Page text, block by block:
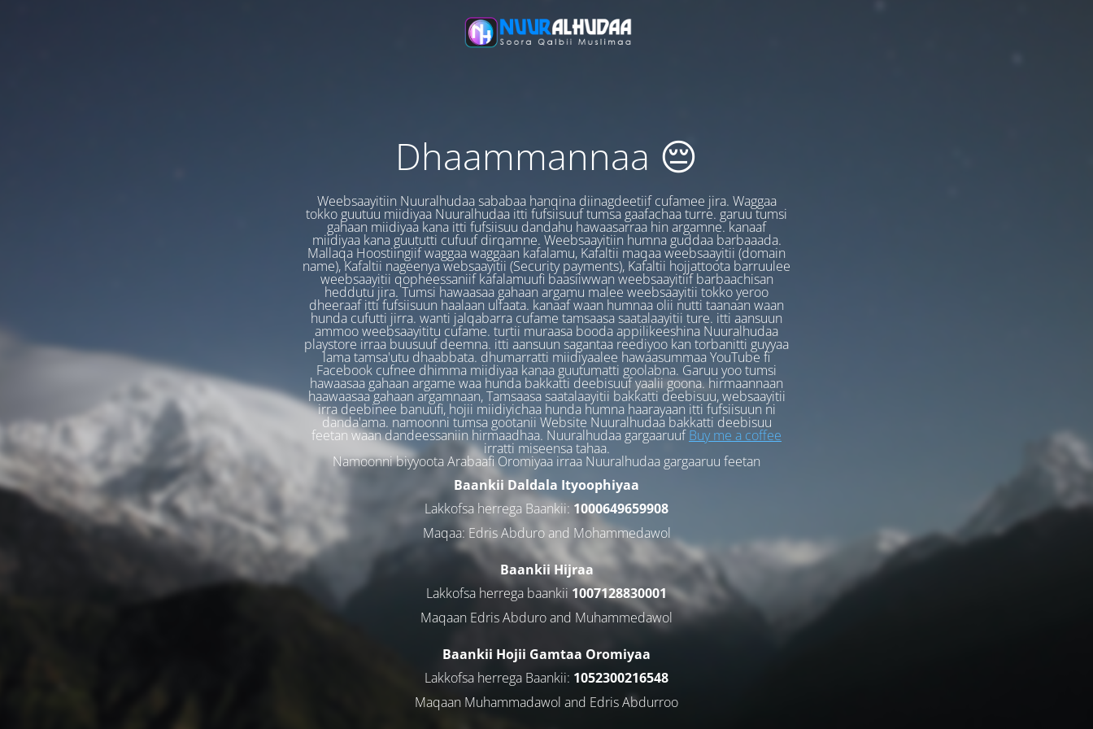
Dhaammannaa 😔
Weebsaayitiin Nuuralhudaa sababaa hanqina diinagdeetiif cufamee jira. Waggaa
tokko guutuu miidiyaa Nuuralhudaa itti fufsiisuuf tumsa gaafachaa turre. garuu tumsi
gahaan miidiyaa kana itti fufsiisuu dandahu hawaasarraa hin argamne. kanaaf
miidiyaa kana guututti cufuuf dirqamne. Weebsaayitiin humna guddaa barbaaada.
Mallaqa Hoostiingiif waggaa waggaan kafalamu, Kafaltii maqaa weebsaayitii (domain
name), Kafaltii nageenya websaayitii (Security payments), Kafaltii hojjattoota barruulee
weebsaayitii qopheessaniif kafalamuufi baasiiwwan weebsaayitiif barbaachisan
heddutu jira. Tumsi hawaasaa gahaan argamu malee weebsaayitii tokko yeroo
dheeraaf itti fufsiisuun haalaan ulfaata. kanaaf waan humnaa olii nutti taanaan waan
hunda cufutti jirra. wanti jalqabarra cufame tamsaasa saatalaayitii ture. itti aansuun
ammoo weebsaayititu cufame. turtii muraasa booda appilikeeshina Nuuralhudaa
playstore irraa buusuuf deemna. itti aansuun sagantaa reediyoo kan torbanitti guyyaa
lama tamsa'utu dhaabbata. dhumarratti miidiyaalee hawaasummaa YouTube fi
Facebook cufnee dhimma miidiyaa kanaa guutumatti goolabna. Garuu yoo tumsi
hawaasaa gahaan argame waa hunda bakkatti deebisuuf yaalii goona. hirmaannaan
haawaasaa gahaan argamnaan, Tamsaasa saatalaayitii bakkatti deebisuu, websaayitii
irra deebinee banuufi, hojii miidiyichaa hunda humna haarayaan itti fufsiisuun ni
danda'ama. namoonni tumsa gootanii Website Nuuralhudaa bakkatti deebisuu
feetan waan dandeessaniin hirmaadhaa. Nuuralhudaa gargaaruufBuy me a coffee
irratti miseensa tahaa.
Namoonni biyyoota Arabaafi Oromiyaa irraa Nuuralhudaa gargaaruu feetan
Baankii Daldala Ityoophiyaa
Lakkofsa herrega Baankii: 1000649659908
Maqaa: Edris Abduro and Mohammedawol
Baankii Hijraa
Lakkofsa herrega baankii 1007128830001
Maqaan Edris Abduro and Muhammedawol
Baankii Hojii Gamtaa Oromiyaa
Lakkofsa herrega Baankii: 1052300216548
Maqaan Muhammadawol and Edris Abdurroo